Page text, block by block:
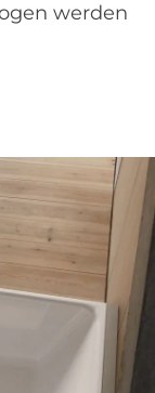
werden